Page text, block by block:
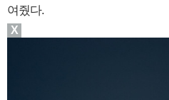
여줬다.
X